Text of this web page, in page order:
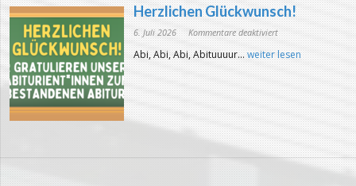
Herzlichen Glückwunsch!
6. Juli 2026 Kommentare deaktiviertfür
Herzlichen
Glückwunsch!
Abi, Abi, Abi, Abituuuur... weiter lesen